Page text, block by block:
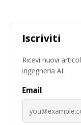
Iscriviti
Ricevi nuovi
ingegneria AI.
Email